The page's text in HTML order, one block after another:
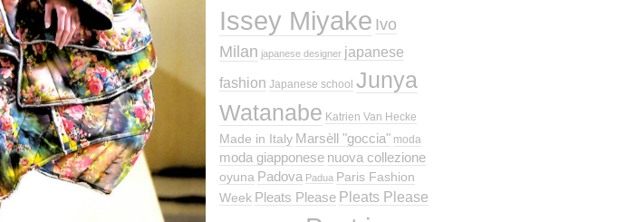
Issey Miyake Ivo
Milan japanese designer japanese
fashion Japanese school Junya
Watanabe Katrien Van Hecke
Made in Italy Marsèll "goccia" moda
moda giapponese nuova collezione
oyuna Padova Padua Paris Fashion
Week Pleats Please Pleats Please